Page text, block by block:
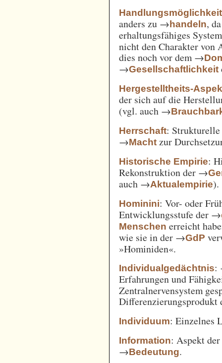
Handlungsmöglichkeit
anders zu →handeln,
erhaltungsfähiges
nicht den Charakter von
dies noch vor dem →
→Gesellschaftlichkeit
Hergestelltheits-
der sich auf die
(vgl. auch →
Herrschaft: Strukturelle
→Macht zur
Historische Empirie:
Rekonstruktion der →
auch →Aktualempirie).
Hominini: Vor- oder
Entwicklungsstufe der →
Menschen erreicht
wie sie in der →GdP
»Hominiden«.
Individualgedächtnis:
Erfahrungen und
Zentralnervensystem
Individuum: Einzelnes
Information: Aspekt
→Bedeutung.